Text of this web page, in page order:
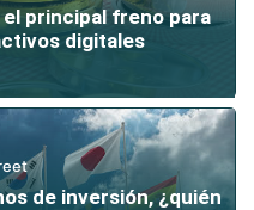
principal freno para
digitales
de inversión, ¿quién